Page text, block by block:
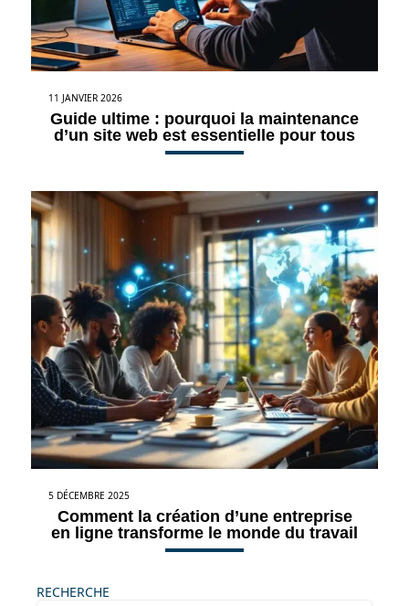
11 JANVIER 2026
Guide ultime : pourquoi la maintenance
d’un site web est essentielle pour tous
5 DÉCEMBRE 2025
Comment la création d’une entreprise
en ligne transforme le monde du travail
RECHERCHE